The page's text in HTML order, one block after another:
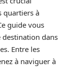
quartiers à
guide vous
dans
Entre les
à naviguer à